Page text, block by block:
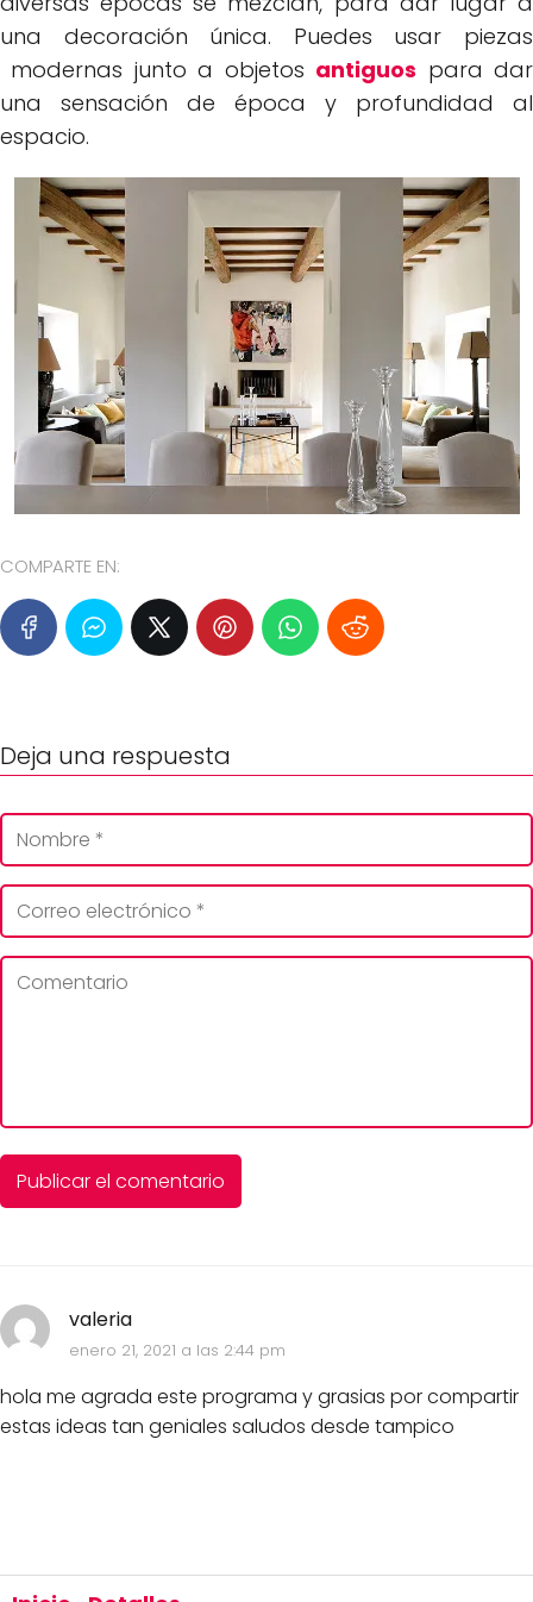
una decoración única. Puedes usar piezas
modernas junto a objetos antiguos para dar
una sensación de época y profundidad al
espacio.
COMPARTE EN:
valeria
enero 21, 2021 a las 2:44 pm
hola me agrada este programa y grasias por compartir
estas ideas tan geniales saludos desde tampico
Deja una respuesta